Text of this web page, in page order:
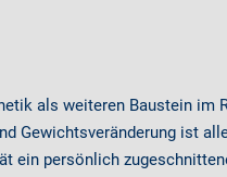
als weiteren Baustein
Gewichtsveränderung ist
ein persönlich